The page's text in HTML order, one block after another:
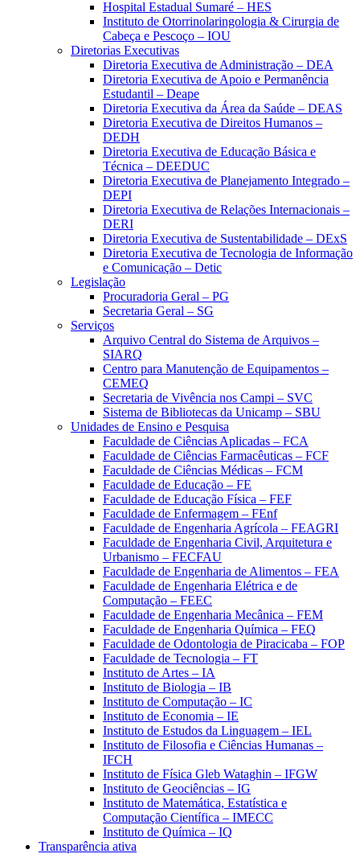
Hospital Estadual Sumaré – HES
Instituto de Otorrinolaringologia & Cirurgia de
Cabeça e Pescoço – IOU
Diretorias Executivas
Diretoria Executiva de Administração – DEA
Diretoria Executiva de Apoio e Permanência
Estudantil – Deape
Diretoria Executiva da Área da Saúde – DEAS
Diretoria Executiva de Direitos Humanos –
DEDH
Diretoria Executiva de Educação Básica e
Técnica – DEEDUC
Diretoria Executiva de Planejamento Integrado –
DEPI
Diretoria Executiva de Relações Internacionais –
DERI
Diretoria Executiva de Sustentabilidade – DExS
Diretoria Executiva de Tecnologia de Informação
e Comunicação – Detic
Legislação
Procuradoria Geral – PG
Secretaria Geral – SG
Serviços
Arquivo Central do Sistema de Arquivos –
SIARQ
Centro para Manutenção de Equipamentos –
CEMEQ
Secretaria de Vivência nos Campi – SVC
Sistema de Bibliotecas da Unicamp – SBU
Unidades de Ensino e Pesquisa
Faculdade de Ciências Aplicadas – FCA
Faculdade de Ciências Farmacêuticas – FCF
Faculdade de Ciências Médicas – FCM
Faculdade de Educação – FE
Faculdade de Educação Física – FEF
Faculdade de Enfermagem – FEnf
Faculdade de Engenharia Agrícola – FEAGRI
Faculdade de Engenharia Civil, Arquitetura e
Urbanismo – FECFAU
Faculdade de Engenharia de Alimentos – FEA
Faculdade de Engenharia Elétrica e de
Computação – FEEC
Faculdade de Engenharia Mecânica – FEM
Faculdade de Engenharia Química – FEQ
Faculdade de Odontologia de Piracicaba – FOP
Faculdade de Tecnologia – FT
Instituto de Artes – IA
Instituto de Biologia – IB
Instituto de Computação – IC
Instituto de Economia – IE
Instituto de Estudos da Linguagem – IEL
Instituto de Filosofia e Ciências Humanas –
IFCH
Instituto de Física Gleb Wataghin – IFGW
Instituto de Geociências – IG
Instituto de Matemática, Estatística e
Computação Científica – IMECC
Instituto de Química – IQ
Transparência ativa